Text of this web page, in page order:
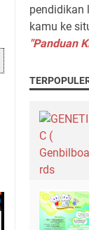
pendidikan
kamu ke
"Panduan